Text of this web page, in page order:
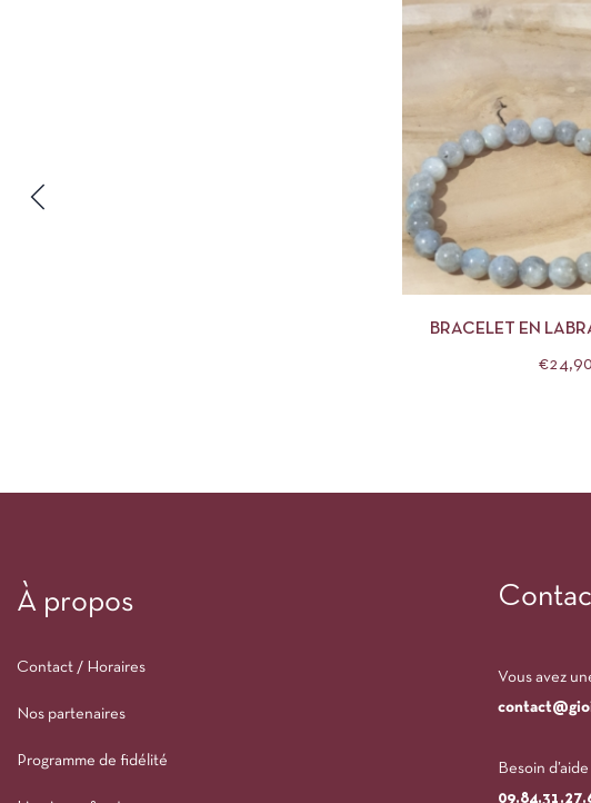
APERÇU
BRACELET EN
€24,90
À propos
Contact / Horaires
Nos partenaires
Programme de fidélité
Vous avez
Besoin